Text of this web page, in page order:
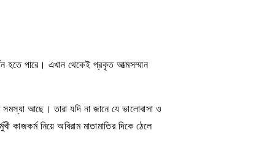
হতে পারে। এখান থেকেই প্রকৃত আত্মসম্মান
আছে। তারা যদি না জানে যে ভালোবাসা ও
নিয়ে অবিরাম মাতামাতির দিকে ঠেলে